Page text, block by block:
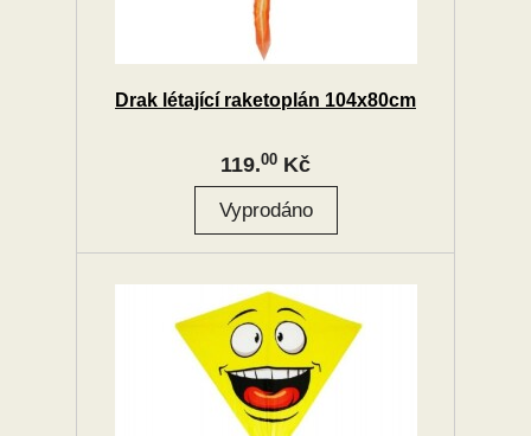
Drak létající raketoplán 104x80cm
119.00 Kč